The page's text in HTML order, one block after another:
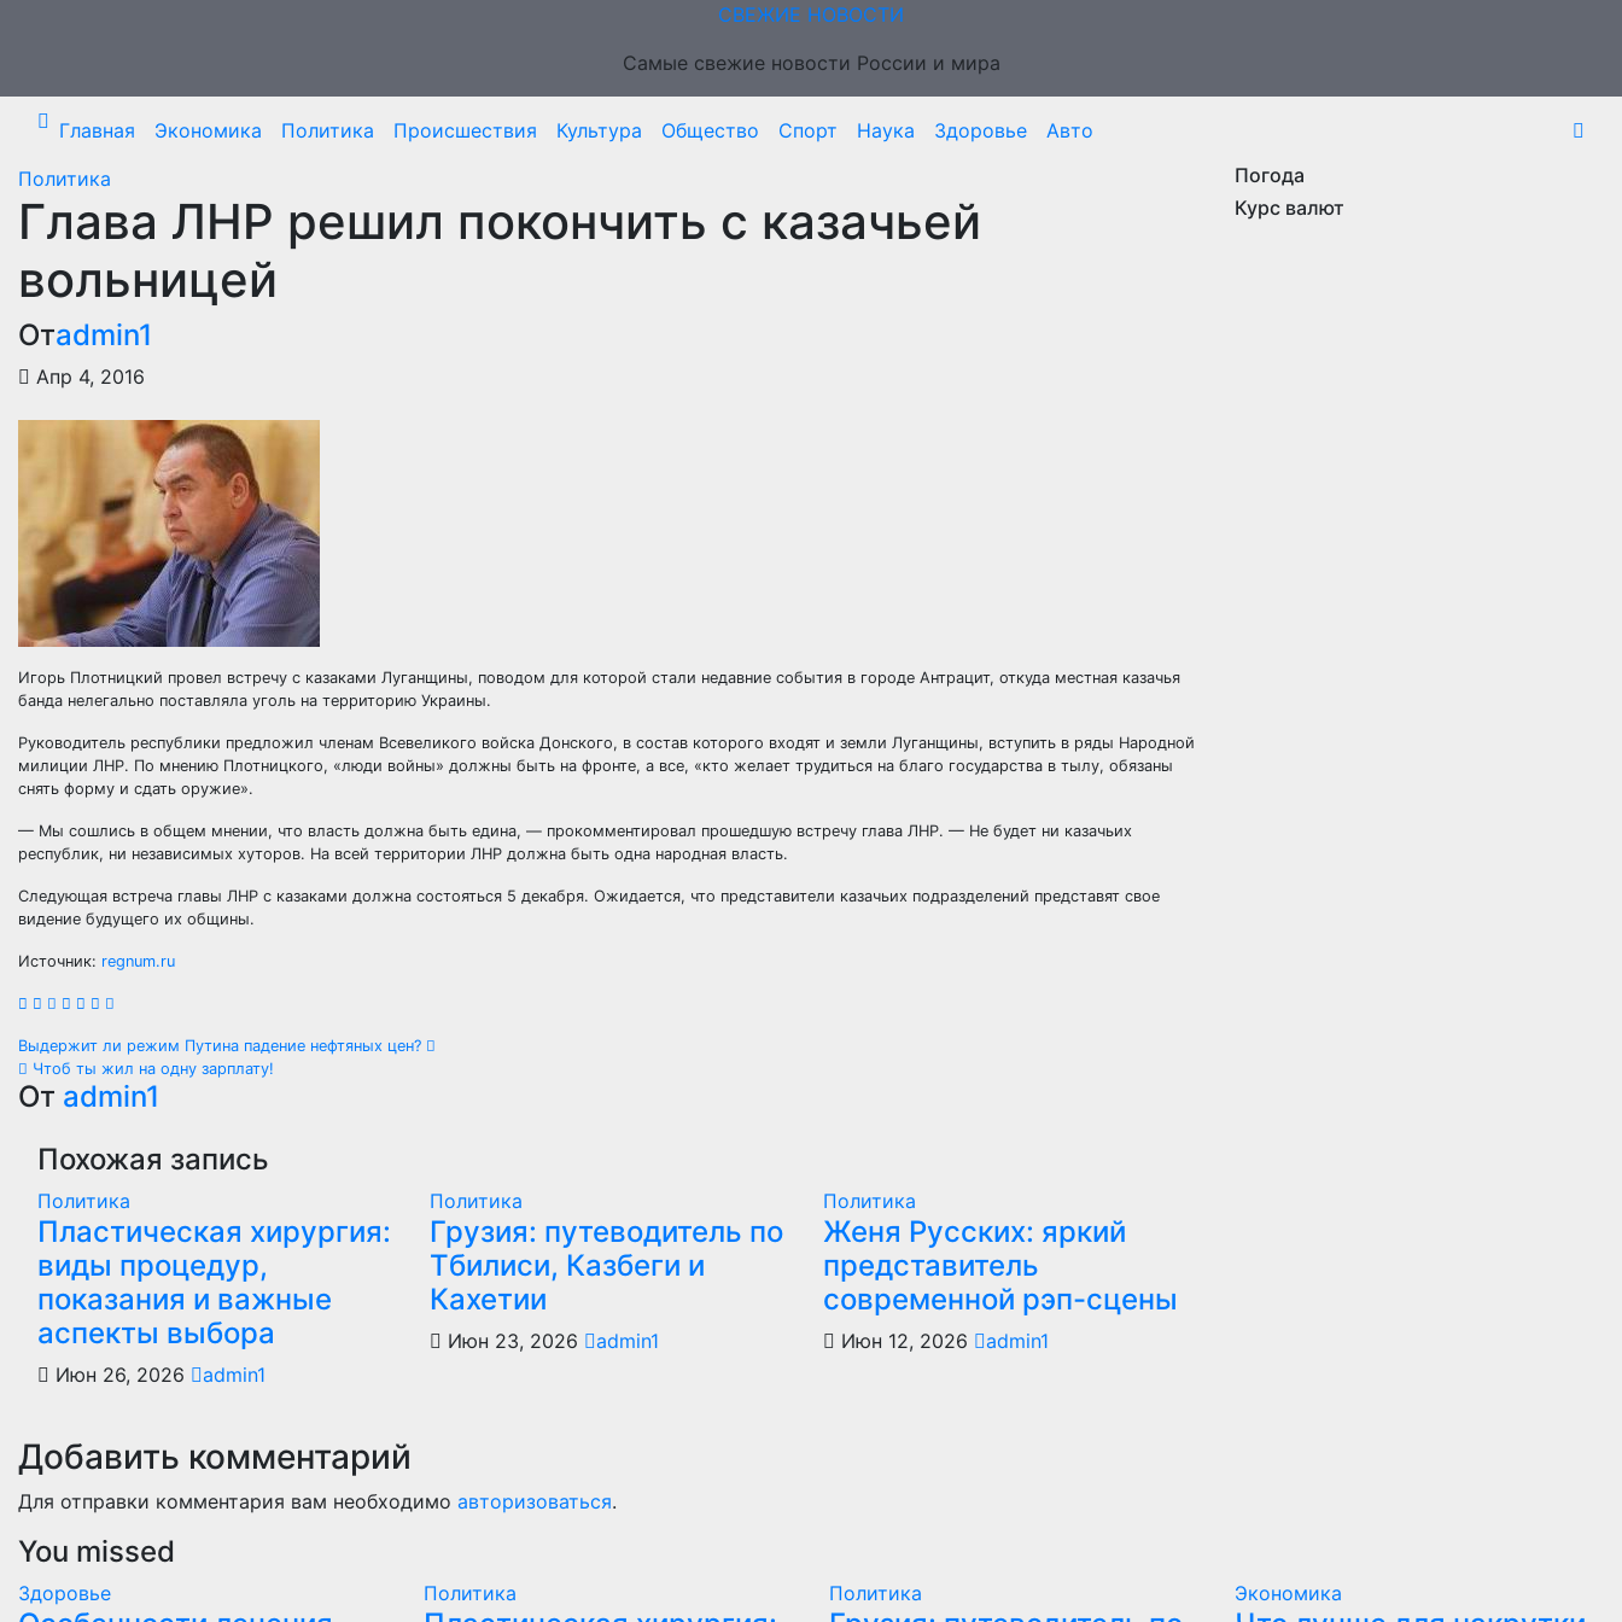
СВЕЖИЕ НОВОСТИ
Самые свежие новости России и мира
Главная Экономика Политика Происшествия Культура Общество Спорт Наука Здоровье
Авто
Политика
Глава ЛНР решил покончить с казачьей
вольницей
Отadmin1
Апр 4, 2016
Игорь Плотницкий провел встречу с казаками Луганщины, поводом для которой стали недавние события в городе Антрацит, откуда местная казачья
банда нелегально поставляла уголь на территорию Украины.
Руководитель республики предложил членам Всевеликого войска Донского, в состав которого входят и земли Луганщины, вступить в ряды Народной
милиции ЛНР. По мнению Плотницкого, «люди войны» должны быть на фронте, а все, «кто желает трудиться на благо государства в тылу, обязаны
снять форму и сдать оружие».
— Мы сошлись в общем мнении, что власть должна быть едина, — прокомментировал прошедшую встречу глава ЛНР. — Не будет ни казачьих
республик, ни независимых хуторов. На всей территории ЛНР должна быть одна народная власть.
Следующая встреча главы ЛНР с казаками должна состояться 5 декабря. Ожидается, что представители казачьих подразделений представят свое
видение будущего их общины.
Источник: regnum.ru
Навигация
по
записям
Выдержит ли режим Путина падение нефтяных цен?
Чтоб ты жил на одну зарплату!
От admin1
Похожая запись
Политика
Пластическая хирургия:
виды процедур,
показания и важные
аспекты выбора
Июн 26, 2026 admin1
Политика
Грузия: путеводитель по
Тбилиси, Казбеги и
Кахетии
Июн 23, 2026 admin1
Политика
Женя Русских: яркий
представитель
современной рэп-сцены
Июн 12, 2026 admin1
Добавить комментарий
Для отправки комментария вам необходимо авторизоваться.
Погода
Курс валют
You missed
Здоровье Политика Политика Экономика